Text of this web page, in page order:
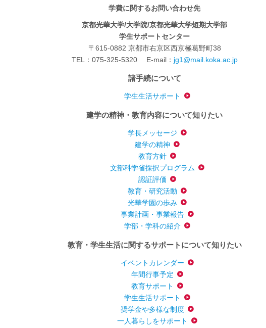
学費に関するお問い合わせ先
京都光華大学/大学院/京都光華大学短期大学部
学生サポートセンター
〒615-0882 京都市右京区西京極葛野町38
TEL：075-325-5320
E-mail： jg1@mail.koka.ac.jp
諸手続について
学生生活サポート
建学の精神・教育内容について知りたい
学長メッセージ
建学の精神
教育方針
文部科学省採択プログラム
認証評価
教育・研究活動
光華学園の歩み
事業計画・事業報告
学部・学科の紹介
教育・学生生活に関するサポートについて知りたい
イベントカレンダー
年間行事予定
教育サポート
学生生活サポート
奨学金や多様な制度
一人暮らしをサポート